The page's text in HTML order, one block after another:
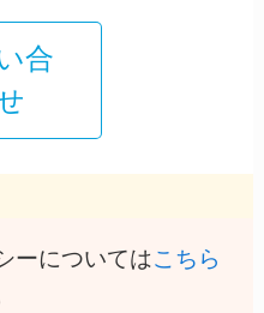
合
ーについてはこちら